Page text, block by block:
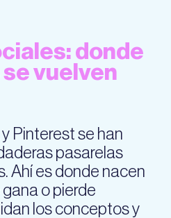
donde
se vuelven
Pinterest se han
pasarelas
Ahí es donde nacen
o pierde
los conceptos y